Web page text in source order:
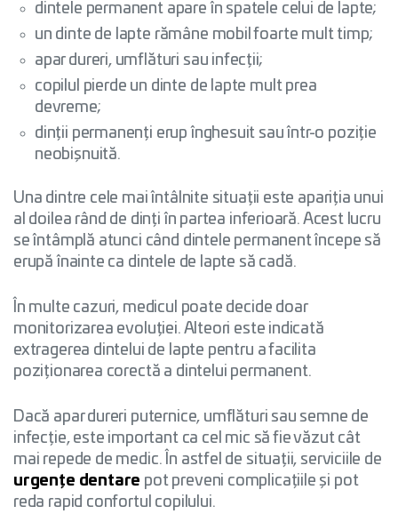
dintele permanent apare în spatele celui de lapte;
un dinte de lapte rămâne mobil foarte mult timp;
apar dureri, umflături sau infecții;
copilul pierde un dinte de lapte mult prea
devreme;
dinții permanenți erup înghesuit sau într-o poziție
neobișnuită.
Una dintre cele mai întâlnite situații este apariția unui
al doilea rând de dinți în partea inferioară. Acest lucru
se întâmplă atunci când dintele permanent începe să
erupă înainte ca dintele de lapte să cadă.
În multe cazuri, medicul poate decide doar
monitorizarea evoluției. Alteori este indicată
extragerea dintelui de lapte pentru a facilita
poziționarea corectă a dintelui permanent.
Dacă apar dureri puternice, umflături sau semne de
infecție, este important ca cel mic să fie văzut cât
mai repede de medic. În astfel de situații, serviciile de
urgențe dentare pot preveni complicațiile și pot
reda rapid confortul copilului.